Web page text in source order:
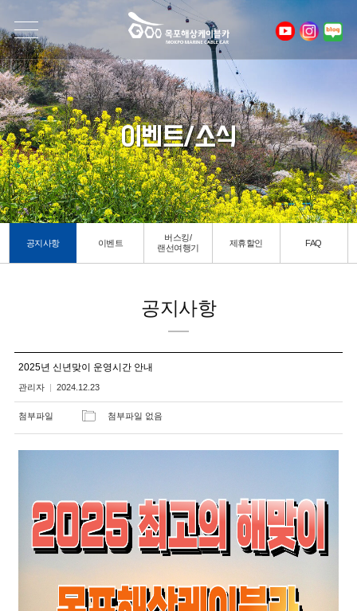
이벤트/소식
공지사항 이벤트
버스킹/
랜선여행기
제휴할인 FAQ
공지사항
2025년 신년맞이 운영시간 안내
관리자 2024.12.23
첨부파일 첨부파일 없음